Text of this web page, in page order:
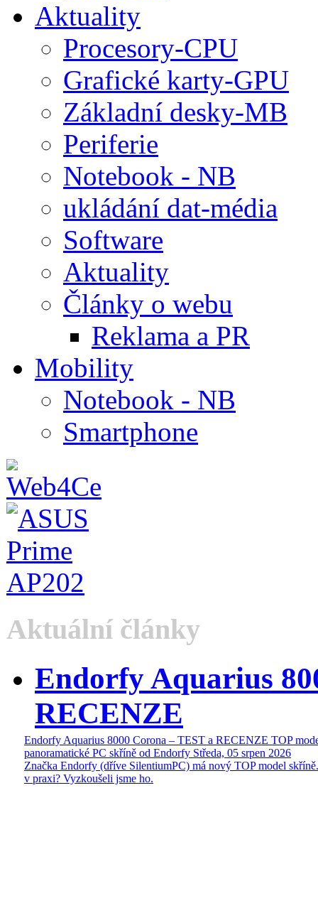
Aktuality
Procesory-CPU
Grafické karty-GPU
Základní desky-MB
Periferie
Notebook - NB
ukládání dat-média
Software
Aktuality
Články o webu
Reklama a PR
Mobility
Notebook - NB
Smartphone
Aktuální články
Endorfy Aquarius
RECENZE
Endorfy Aquarius 8000 Corona – TEST a RECENZE TOP
panoramatické PC skříně od Endorfy Středa, 05 srpen 2026
Značka Endorfy (dříve SilentiumPC) má nový TOP model
v praxi? Vyzkoušeli jsme ho.